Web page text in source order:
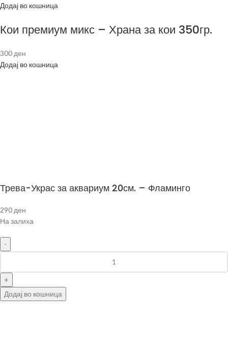
Додај во кошница
Кои премиум микс – Храна за кои 350гр.
300 ден
Додај во кошница
Трева-Украс за аквариум 20см. – Фламинго
290 ден
На залиха
Додај во кошница